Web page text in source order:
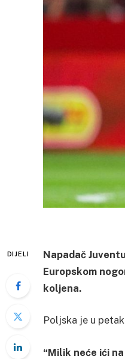
DIJELI
Napadač
Europskom
koljena.
Poljska je u
“Milik neće ići na